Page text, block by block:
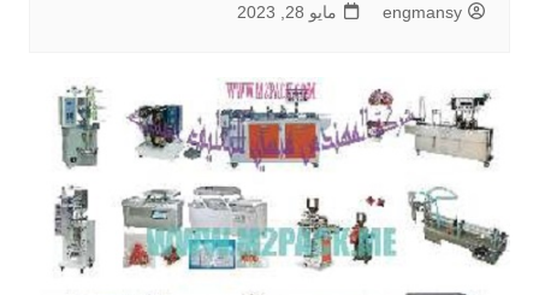
engmansy مايو 28, 2023